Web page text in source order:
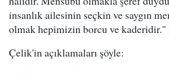
insanlık ailesinin seçkin ve saygın
olmak hepimizin borcu ve kaderidir."
Çelik'in açıklamaları şöyle: